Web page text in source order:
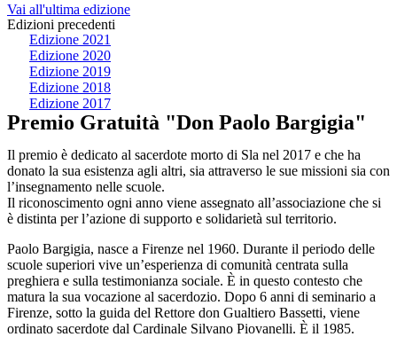
Vai all'ultima edizione
Edizioni precedenti
Edizione 2021
Edizione 2020
Edizione 2019
Edizione 2018
Edizione 2017
Premio Gratuità "Don Paolo Bargigia"
Il premio è dedicato al sacerdote morto di Sla nel 2017 e che ha
donato la sua esistenza agli altri, sia attraverso le sue missioni sia con
l’insegnamento nelle scuole.
Il riconoscimento ogni anno viene assegnato all’associazione che si
è distinta per l’azione di supporto e solidarietà sul territorio.
Paolo Bargigia, nasce a Firenze nel 1960. Durante il periodo delle
scuole superiori vive un’esperienza di comunità centrata sulla
preghiera e sulla testimonianza sociale. È in questo contesto che
matura la sua vocazione al sacerdozio. Dopo 6 anni di seminario a
Firenze, sotto la guida del Rettore don Gualtiero Bassetti, viene
ordinato sacerdote dal Cardinale Silvano Piovanelli. È il 1985.